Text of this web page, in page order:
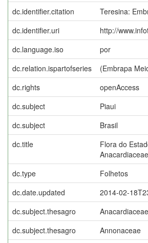
dc.identifier.citation
Teresina:
dc.identifier.uri
http://
dc.language.iso
por
dc.relation.ispartofseries
(Embrapa
dc.rights
openAccess
dc.subject
Piaui
dc.subject
Brasil
dc.title
Flora do
dc.type
Folhetos
dc.date.updated
2014-02-
dc.subject.thesagro
Anacardiaceae
dc.subject.thesagro
Annonaceae